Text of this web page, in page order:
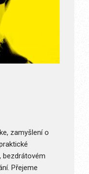
zamyšlení o
bezdrátovém
Přejeme